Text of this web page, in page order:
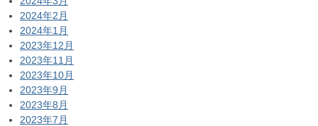
2024年2月
2024年1月
2023年12月
2023年11月
2023年10月
2023年9月
2023年8月
2023年7月